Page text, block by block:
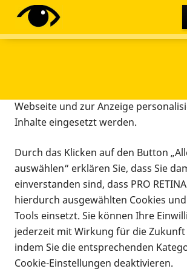
Infomaterial
Infomaterial
Diese Webseite setzt verschiedene
Tracking-Tools ein. Dies beinhaltet
Webseite und zur Anzeige
Inhalte eingesetzt werden.
Durch das Klicken auf den Button
auswählen“ erklären Sie, dass Sie
einverstanden sind, dass PRO
hierdurch ausgewählten Cookies
Tools einsetzt. Sie können Ihre
jederzeit mit Wirkung für die
indem Sie die entsprechenden
Cookie-Einstellungen deaktivieren.